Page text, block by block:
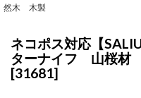
然木 木製
ネコポス対応【
ターナイフ 山桜
[31681]